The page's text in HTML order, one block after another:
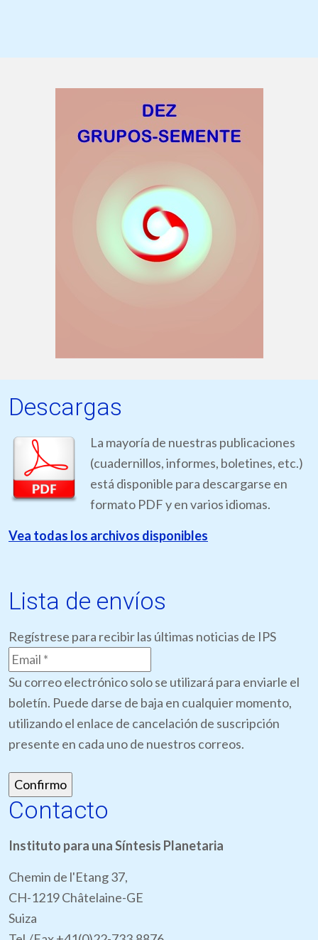
Descargas
La mayoría de nuestras publicaciones
(cuadernillos, informes, boletines, etc.)
está disponible para descargarse en
formato PDF y en varios idiomas.
Vea todas los archivos disponibles
Lista de envíos
Regístrese para recibir las últimas noticias de IPS
Su correo electrónico solo se utilizará para enviarle el
boletín. Puede darse de baja en cualquier momento,
utilizando el enlace de cancelación de suscripción
presente en cada uno de nuestros correos.
Contacto
Instituto para una Síntesis Planetaria
Chemin de l'Etang 37,
CH-1219 Châtelaine-GE
Suiza